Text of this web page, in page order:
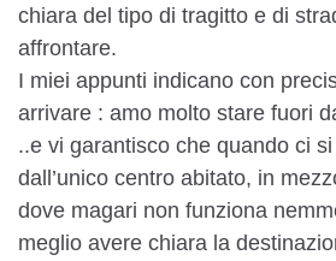
chiara del tipo di tragitto e di
affrontare.
I miei appunti indicano con
arrivare : amo molto stare fuori
..e vi garantisco che quando ci
dall’unico centro abitato, in
dove magari non funziona
meglio avere chiara la